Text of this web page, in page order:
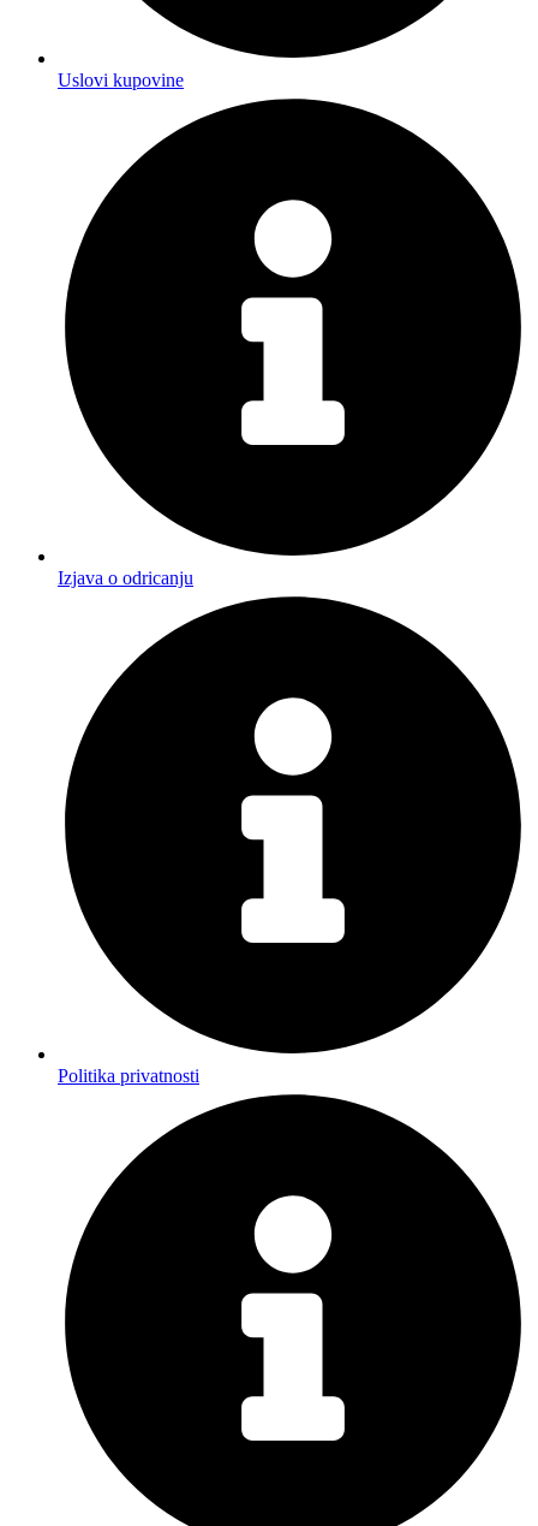
Uslovi kupovine
Izjava o odricanju
Politika privatnosti